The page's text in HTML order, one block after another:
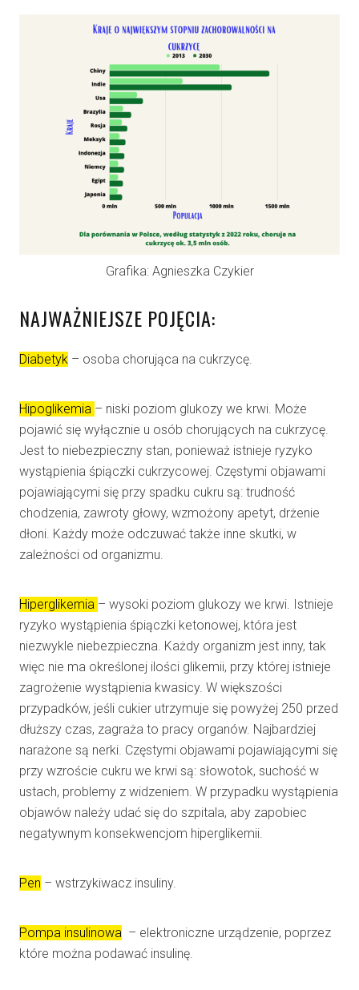
Grafika: Agnieszka Czykier
NAJWAŻNIEJSZE POJĘCIA:
Diabetyk – osoba chorująca na cukrzycę.
Hipoglikemia – niski poziom glukozy we krwi. Może
pojawić się wyłącznie u osób chorujących na cukrzycę.
Jest to niebezpieczny stan, ponieważ istnieje ryzyko
wystąpienia śpiączki cukrzycowej. Częstymi objawami
pojawiającymi się przy spadku cukru są: trudność
chodzenia, zawroty głowy, wzmożony apetyt, drżenie
dłoni. Każdy może odczuwać także inne skutki, w
zależności od organizmu.
Hiperglikemia – wysoki poziom glukozy we krwi. Istnieje
ryzyko wystąpienia śpiączki ketonowej, która jest
niezwykle niebezpieczna. Każdy organizm jest inny, tak
więc nie ma określonej ilości glikemii, przy której istnieje
zagrożenie wystąpienia kwasicy. W większości
przypadków, jeśli cukier utrzymuje się powyżej 250 przed
dłuższy czas, zagraża to pracy organów. Najbardziej
narażone są nerki. Częstymi objawami pojawiającymi się
przy wzroście cukru we krwi są: słowotok, suchość w
ustach, problemy z widzeniem. W przypadku wystąpienia
objawów należy udać się do szpitala, aby zapobiec
negatywnym konsekwencjom hiperglikemii.
Pen – wstrzykiwacz insuliny.
Pompa insulinowa – elektroniczne urządzenie, poprzez
które można podawać insulinę.